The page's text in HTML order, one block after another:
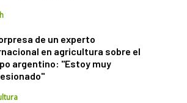
de un experto
en agricultura sobre el
argentino: "Estoy muy